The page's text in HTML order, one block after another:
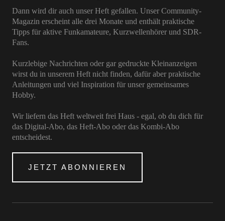
Dann wird dir auch unser Heft gefallen. Unser Community-
Magazin erscheint alle drei Monate und enthält praktische
Tipps für aktive Funkamateure, Kurzwellenhörer und SDR-
Fans.
Kurzlebige Nachrichten oder gar gedruckte Kleinanzeigen
wirst du in unserem Heft nicht finden, dafür aber praktische
Anleitungen und viel Inspiration für unser gemeinsames
Hobby.
Wir liefern das Heft weltweit frei Haus - egal, ob du dich für
das Digital-Abo, das Heft-Abo oder das Kombi-Abo
entscheidest.
JETZT ABONNIEREN